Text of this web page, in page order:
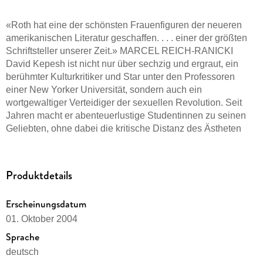
«Roth hat eine der schönsten Frauenfiguren der neueren
amerikanischen Literatur geschaffen. . . . einer der größten
Schriftsteller unserer Zeit.» MARCEL REICH-RANICKI
David Kepesh ist nicht nur über sechzig und ergraut, ein
berühmter Kulturkritiker und Star unter den Professoren
einer New Yorker Universität, sondern auch ein
wortgewaltiger Verteidiger der sexuellen Revolution. Seit
Jahren macht er abenteuerlustige Studentinnen zu seinen
Geliebten, ohne dabei die kritische Distanz des Ästheten
Tochter kubanischer Emigranten. Als er sich mit ihr einlässt,
Verlustängsten gezogen.
Produktdetails
Erscheinungsdatum
01. Oktober 2004
Sprache
deutsch